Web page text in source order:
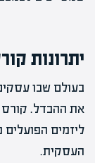
יתרונות
בעולם שבו
את ההבדל. קורס
ליזמים הפועלים
העסקית.